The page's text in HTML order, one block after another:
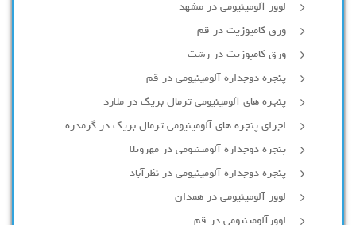
لوور آلومینیومی در مشهد
ورق کامپوزیت در قم
ورق کامپوزیت در رشت
پنجره دوجداره آلومينيومی در قم
پنجره های آلومینیومی ترمال بریک در ملارد
اجرای پنجره های آلومینیومی ترمال بریک در گرمدره
پنجره دوجداره آلومینیومی در مهرویلا
پنجره دوجداره آلومینیومی در نظرآباد
لوور آلومینیومی در همدان
لوورآلومینیومی در قم